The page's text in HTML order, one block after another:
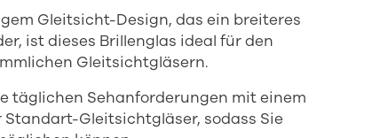
Gleitsicht-Design, das ein breiteres
ist dieses Brillenglas ideal für den
Gleitsichtgläsern.
täglichen Sehanforderungen mit einem
Gleitsichtgläser, sodass Sie